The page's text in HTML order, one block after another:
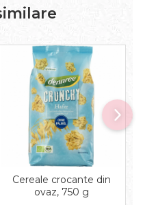
Cereale crocante din
ovaz, 750 g